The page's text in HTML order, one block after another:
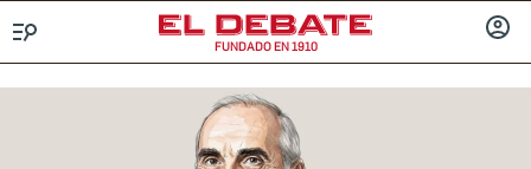
FUNDADO EN 1910